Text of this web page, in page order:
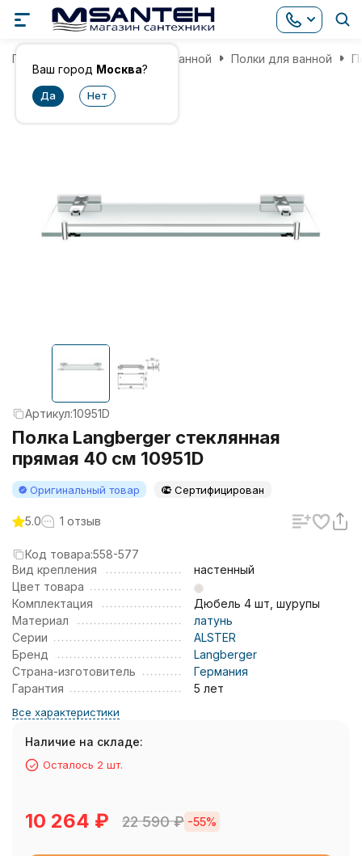
Ваш город Москва?
Главная Аксессуары для ванной Полки для ванной
Артикул:10951D
Полка Langberger стеклянная
прямая 40 см 10951D
Оригинальный товар Сертифицирован
5.0 1 отзыв
Код товара:558-577
Вид крепления
настенный
Цвет товара
Комплектация
Дюбель 4 шт, шурупы
Материал
латунь
Серии
ALSTER
Бренд
Langberger
Страна-изготовитель
Германия
Гарантия
5 лет
Все характеристики
Наличие на складе:
Осталось 2 шт.
10 264 ₽ 22 590₽ -55%